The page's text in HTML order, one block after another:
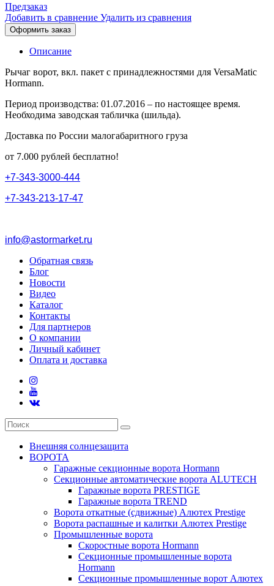
Предзаказ
Добавить в сравнение Удалить из сравнения
Оформить заказ
Описание
Рычаг ворот, вкл. пакет с принадлежностями для VersaMatic
Hormann.
Период производства: 01.07.2016 – по настоящее время.
Необходима заводская табличка (шильда).
Доставка по России малогабаритного груза
от 7.000 рублей бесплатно!
+7-343-3000-444
+7-343-213-17-47
info@astormarket.ru
Обратная связь
Блог
Новости
Видео
Каталог
Контакты
Для партнеров
О компании
Личный кабинет
Оплата и доставка
Внешняя солнцезащита
ВОРОТА
Гаражные секционные ворота Hormann
Секционные автоматические ворота ALUTECH
Гаражные ворота PRESTIGE
Гаражные ворота TREND
Ворота откатные (сдвижные) Алютех Prestige
Ворота распашные и калитки Алютех Prestige
Промышленные ворота
Скоростные ворота Hormann
Секционные промышленные ворота
Hormann
Секционные промышленные ворот Алютех